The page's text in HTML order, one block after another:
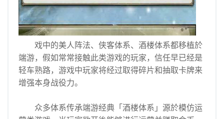
戏中的美人阵法、侠客体系、酒楼体系都移植於
端游，假如常常接触此类游戏的玩家，信任早已经是
轻车熟路，游戏中玩家将经过取得碎片和抽取卡牌来
增强本身战役力。
众多体系传承端游经典「酒楼体系」源於模仿运